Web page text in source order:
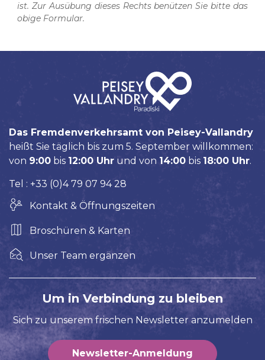
ist. Zur Ausübung dieses Rechts benützen Sie bitte das
obige Formular.
Das Fremdenverkehrsamt von Peisey-Vallandry
heißt Sie täglich bis zum 5. September willkommen:
von 9:00 bis 12:00 Uhr und von 14:00 bis 18:00 Uhr.
Tel : +33 (0)4 79 07 94 28
Kontakt & Öffnungszeiten
Broschüren & Karten
Unser Team ergänzen
Um in Verbindung zu bleiben
Sich zu unserem frischen Newsletter anzumelden
Newsletter-Anmeldung